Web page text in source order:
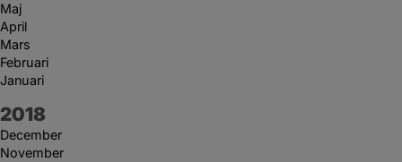
Maj
April
Mars
Februari
Januari
År:
2018
December
November